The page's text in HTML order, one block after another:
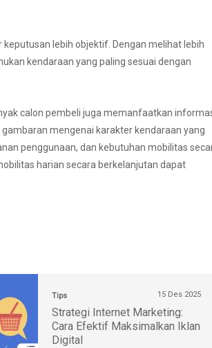
lebih objektif. Dengan melihat lebih
kendaraan yang paling sesuai dengan
calon pembeli juga memanfaatkan
mengenai karakter kendaraan yang
penggunaan, dan kebutuhan mobilitas
harian secara berkelanjutan dapat
Tips 15 Des 2025
Strategi Internet Marketing:
Cara Efektif Maksimalkan Iklan
Digital